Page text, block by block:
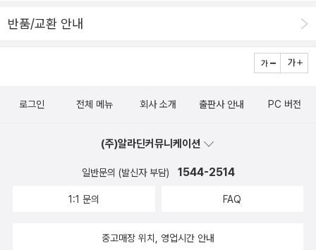
미나와 함께 하는 분홍 토끼. 마지막 역인 함박눈 역에 도착한 미나.
어렸을 적 우리집 옆으로 가파른 언덕이 있었다. 눈이 소복히 쌓이면
그 곳에서 비닐포대에 짚을 넣어 그걸 타고 미끄럼 타듯이 내려왔던
한 추억 하나를 같이 꺼내본다. € 미나가 귤대포에 불을 붙이자동글
펼치니, 미나의 얼굴도 할머니의 어렸을 적 모습도 밤하늘을 수놓은
귤알맹이들과 함께 한다. 마치 밤하늘을 가득 수놓은 불꽃놀이처럼...
무가 되어 있고, 감귤이 많이 달려 있다. 시계 바늘은 밤이 되었음을
의 발밑으로는 감귤이 있다. 그리고, 바닥엔 여러가지 모양의 귤껍질
요. 재능교육이 제공하는 유익한 책놀이! ​다른 그림 찾기와아이들이
+​우리집에서 출발해 눈보라터널을 지나도라에몽집까지 가보고 싶다
은 아이.상상력을 무한 자극하는 감귤기차는아이들에게 꿈결처럼 모
있었으면 좋겠다고 노래를 부르는 아이들.머릿속 가득 상상의 집을
아지는 그림책을 찾으신다면상상력 가득한 그림책을 찾으신다면 겨
울관련 책 한 권 아이에게 선물하고 싶으시다면​​감귤기차 추천해 드립
반품/교환 안내
로그인 전체 메뉴 회사 소개 출판사 안내 PC 버전
(주)알라딘커뮤니케이션
일반문의 (발신자 부담) 1544-2514
1:1 문의 FAQ
중고매장 위치, 영업시간 안내